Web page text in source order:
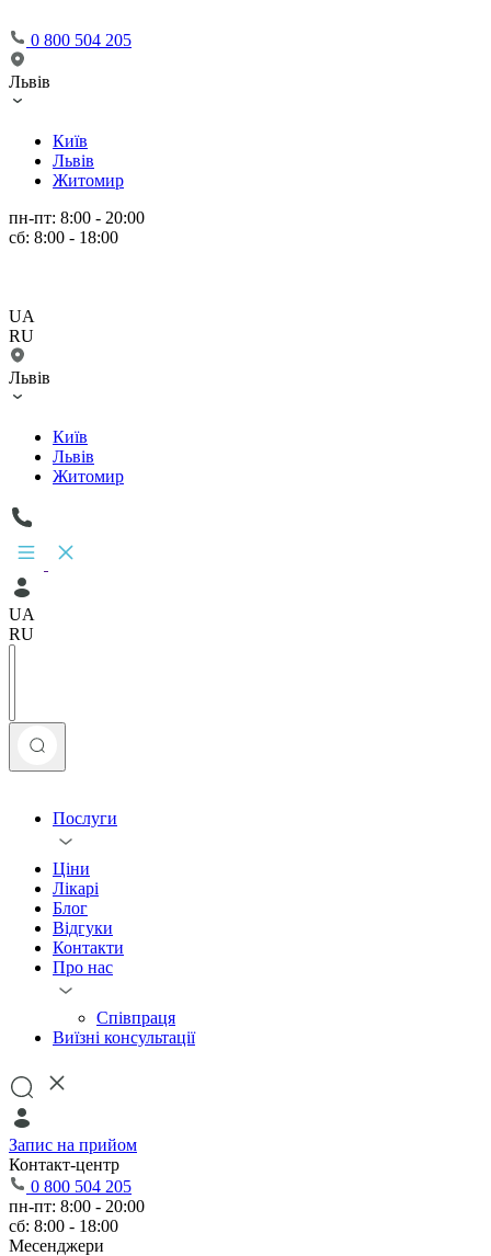
0 800 504 205
Львів
Київ
Львів
Житомир
пн-пт: 8:00 - 20:00
сб: 8:00 - 18:00
UA
RU
Львів
Київ
Львів
Житомир
UA
RU
Послуги
Ціни
Лікарі
Блог
Відгуки
Контакти
Про нас
Співпраця
Виїзні консультації
Запис на прийом
Контакт-центр
0 800 504 205
пн-пт: 8:00 - 20:00
сб: 8:00 - 18:00
Месенджери